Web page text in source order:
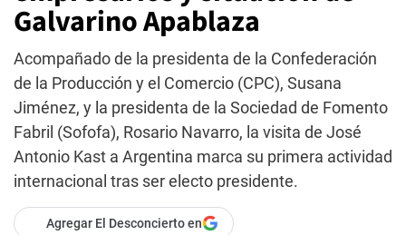
Galvarino Apablaza
Acompañado de la presidenta de la Confederación
de la Producción y el Comercio (CPC), Susana
Jiménez, y la presidenta de la Sociedad de Fomento
Fabril (Sofofa), Rosario Navarro, la visita de José
Antonio Kast a Argentina marca su primera actividad
internacional tras ser electo presidente.
Agregar El Desconcierto en